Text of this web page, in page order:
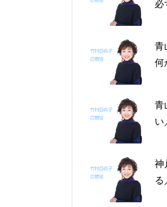
の
必
一
青
何
言
青
い
の
6
神
る